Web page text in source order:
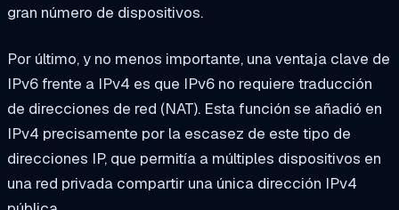
gran número de dispositivos.
Por último, y no menos importante, una ventaja clave de
IPv6 frente a IPv4 es que IPv6 no requiere traducción
de direcciones de red (NAT). Esta función se añadió en
IPv4 precisamente por la escasez de este tipo de
direcciones IP, que permitía a múltiples dispositivos en
una red privada compartir una única dirección IPv4